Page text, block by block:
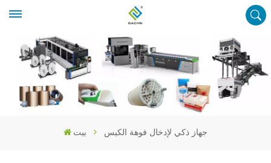
بيت جهاز ذكي لإدخال فوهة الكيس